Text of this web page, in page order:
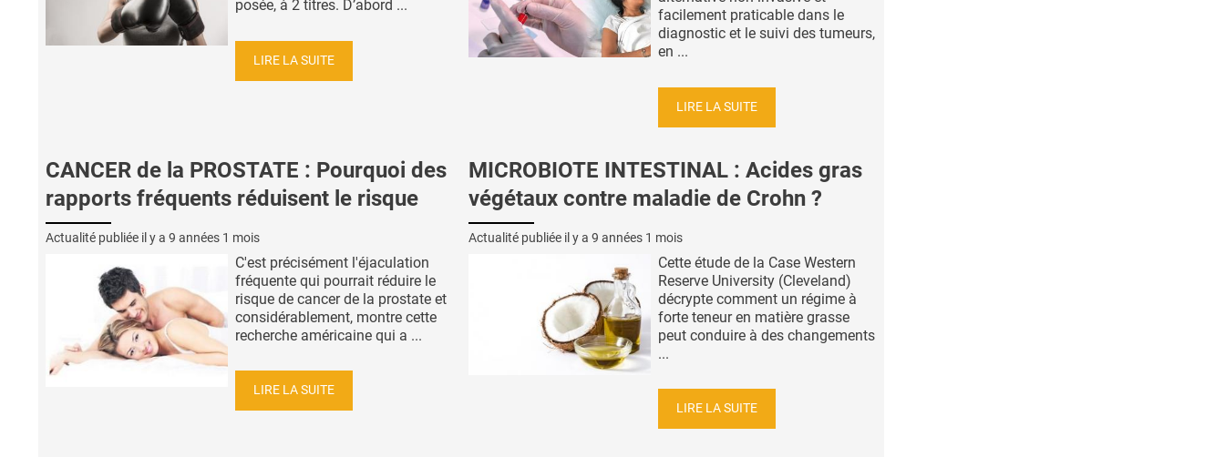
posée, à 2 titres. D’abord ...
LIRE LA SUITE
facilement praticable dans le
diagnostic et le suivi des tumeurs,
en ...
LIRE LA SUITE
CANCER de la PROSTATE : Pourquoi des
rapports fréquents réduisent le risque
Actualité publiée il y a 9 années 1 mois
C'est précisément l'éjaculation
fréquente qui pourrait réduire le
risque de cancer de la prostate et
considérablement, montre cette
recherche américaine qui a ...
LIRE LA SUITE
MICROBIOTE INTESTINAL : Acides gras
végétaux contre maladie de Crohn ?
Actualité publiée il y a 9 années 1 mois
Cette étude de la Case Western
Reserve University (Cleveland)
décrypte comment un régime à
forte teneur en matière grasse
peut conduire à des changements
...
LIRE LA SUITE